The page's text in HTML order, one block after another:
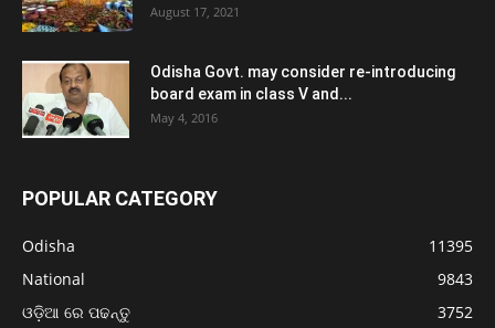
August 17, 2021
Odisha Govt. may consider re-introducing
board exam in class V and...
May 4, 2016
POPULAR CATEGORY
Odisha
11395
National
9843
ଓଡ଼ିଆ ରେ ପଢନ୍ତୁ
3752